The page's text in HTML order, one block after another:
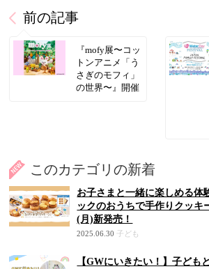
前の記事
『mofy展〜コッ
トンアニメ「う
さぎのモフィ」
の世界〜』開催
このカテゴリの新着
お子さまと一緒に楽しめる体
ックのおうちで手作りクッキ
(月)新発売！
2025.06.30 子ども
【GWにいきたい！】子ども